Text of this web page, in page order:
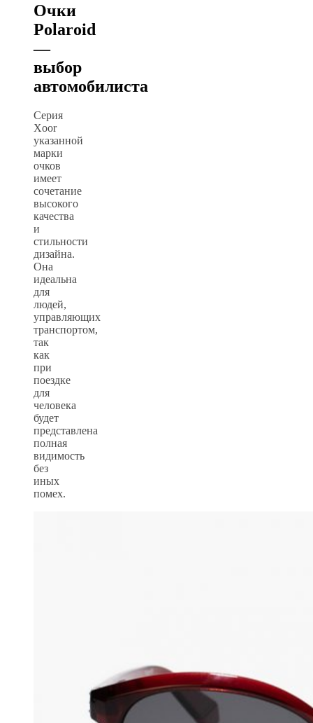
Очки
Polaroid
—
выбор
автомобилиста
Серия
Xoor
указанной
марки
очков
имеет
сочетание
высокого
качества
и
стильности
дизайна.
Она
идеальна
для
людей,
управляющих
транспортом,
так
как
при
поездке
для
человека
будет
представлена
полная
видимость
без
иных
помех.